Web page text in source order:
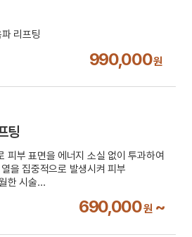
리프팅
990,000원
팅
부 표면을 에너지 소실 없이 투과하여
을 집중적으로 발생시켜 피부
한 시술
690,000원 ~